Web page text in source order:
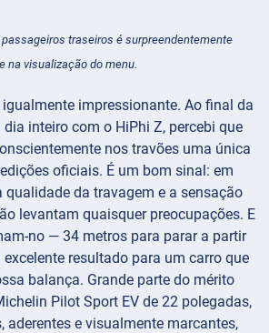
traseiros é surpreendentemente
na visualização do menu.
igualmente impressionante. Ao final da
inteiro com o HiPhi Z, percebi que
nos travões uma única
oficiais. É um bom sinal: em
qualidade da travagem e a sensação
levantam quaisquer preocupações. E
no — 34 metros para parar a partir
resultado para um carro que
balança. Grande parte do mérito
Pilot Sport EV de 22 polegadas,
aderentes e visualmente marcantes,